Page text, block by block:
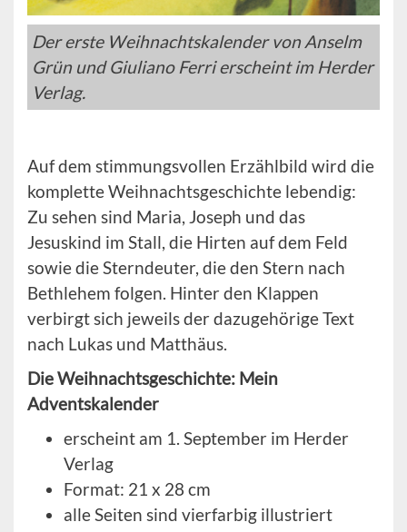
Der erste Weihnachtskalender von Anselm
Grün und Giuliano Ferri erscheint im Herder
Verlag.
Auf dem stimmungsvollen Erzählbild wird die
komplette Weihnachtsgeschichte lebendig:
Zu sehen sind Maria, Joseph und das
Jesuskind im Stall, die Hirten auf dem Feld
sowie die Sterndeuter, die den Stern nach
Bethlehem folgen. Hinter den Klappen
verbirgt sich jeweils der dazugehörige Text
nach Lukas und Matthäus.
Die Weihnachtsgeschichte: Mein
Adventskalender
erscheint am 1. September im Herder
Verlag
Format: 21 x 28 cm
alle Seiten sind vierfarbig illustriert